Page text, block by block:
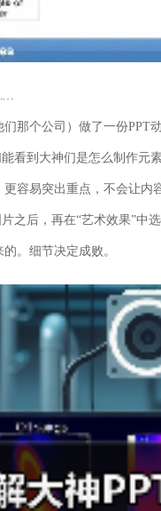
那个公司）做了一份
到大神们是怎么制作元
容易突出重点，不会让内
之后，再在“艺术效果”中
。细节决定成败。